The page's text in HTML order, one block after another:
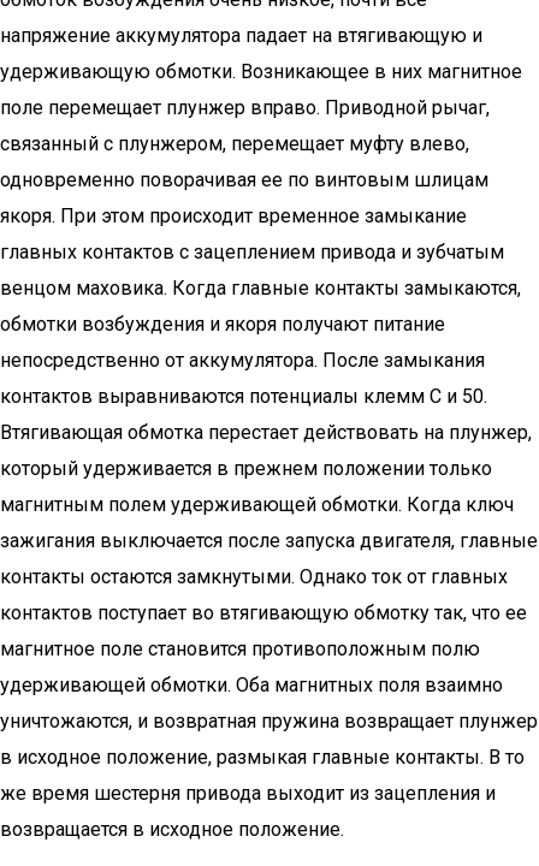
напряжение аккумулятора падает на втягивающую и
удерживающую обмотки. Возникающее в них магнитное
поле перемещает плунжер вправо. Приводной рычаг,
связанный с плунжером, перемещает муфту влево,
одновременно поворачивая ее по винтовым шлицам
якоря. При этом происходит временное замыкание
главных контактов с зацеплением привода и зубчатым
венцом маховика. Когда главные контакты замыкаются,
обмотки возбуждения и якоря получают питание
непосредственно от аккумулятора. После замыкания
контактов выравниваются потенциалы клемм С и 50.
Втягивающая обмотка перестает действовать на плунжер,
который удерживается в прежнем положении только
магнитным полем удерживающей обмотки. Когда ключ
зажигания выключается после запуска двигателя, главные
контакты остаются замкнутыми. Однако ток от главных
контактов поступает во втягивающую обмотку так, что ее
магнитное поле становится противоположным полю
удерживающей обмотки. Оба магнитных поля взаимно
уничтожаются, и возвратная пружина возвращает плунжер
в исходное положение, размыкая главные контакты. В то
же время шестерня привода выходит из зацепления и
возвращается в исходное положение.